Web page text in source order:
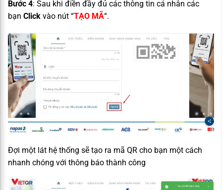
Bước 4: Sau khi điền đầy đủ các thông tin cá nhân các
bạn Click vào nút “TẠO MÃ“.
Đợi một lát hệ thống sẽ tạo ra mã QR cho bạn một cách
nhanh chóng với thông báo thành công